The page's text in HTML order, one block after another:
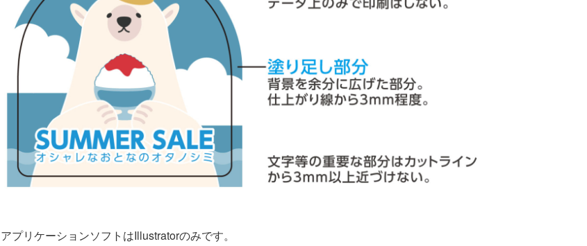
アプリケーションソフトはIllustratorのみです。